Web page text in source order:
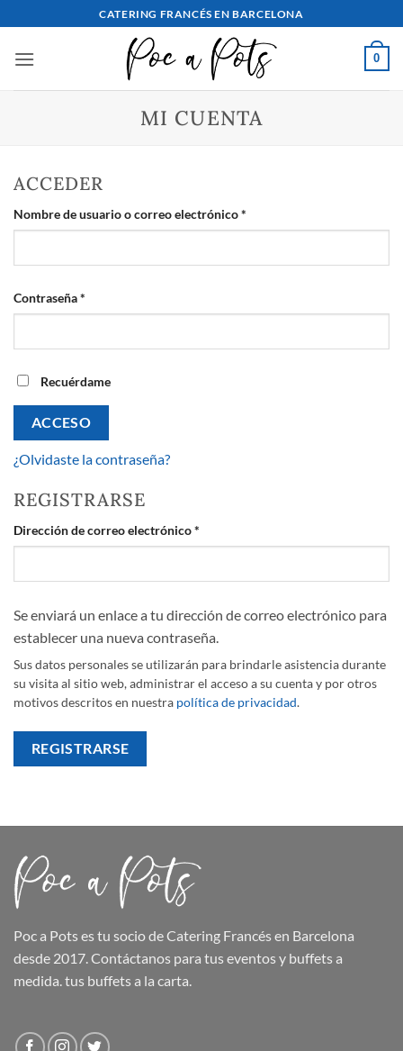
al
contenido
CATERING FRANCÉS EN BARCELONA
0
MI CUENTA
ACCEDER
Nombre de usuario o correo electrónico*
Contraseña*
Recuérdame
ACCESO
¿Olvidaste la contraseña?
REGISTRARSE
Dirección de correo electrónico*
Se enviará un enlace a tu dirección de correo electrónico para
establecer una nueva contraseña.
Sus datos personales se utilizarán para brindarle asistencia durante
su visita al sitio web, administrar el acceso a su cuenta y por otros
motivos descritos en nuestra política de privacidad.
REGISTRARSE
Poc a Potses tu socio de Catering Francés en Barcelona
desde 2017. Contáctanos para tus eventos y buffets a
medida.tus buffetsa la carta.